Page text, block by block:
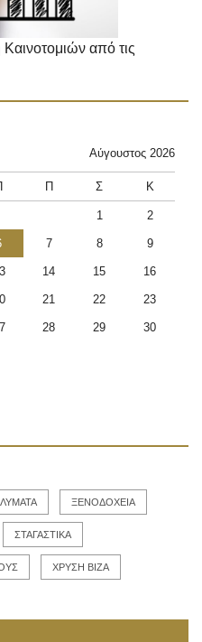
από τις
Αύγουστος 2026
Π Σ Κ
1 2
7 8 9
14 15 16
21 22 23
28 29 30
ΞΕΝΟΔΟΧΕΙΑ
ΣΤΑΓΑΣΤΙΚΑ
ΧΡΥΣΗ ΒΙΖΑ